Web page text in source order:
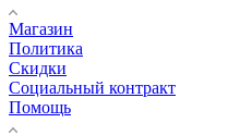
Магазин
Политика
Скидки
Социальный контракт
Помощь